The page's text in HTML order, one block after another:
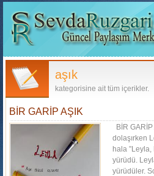
aşık
kategorisine ait tüm içerikler.
BİR GARİP AŞIK
BİR
dolaşırken
hala
yürüdü.
yürüdüler.